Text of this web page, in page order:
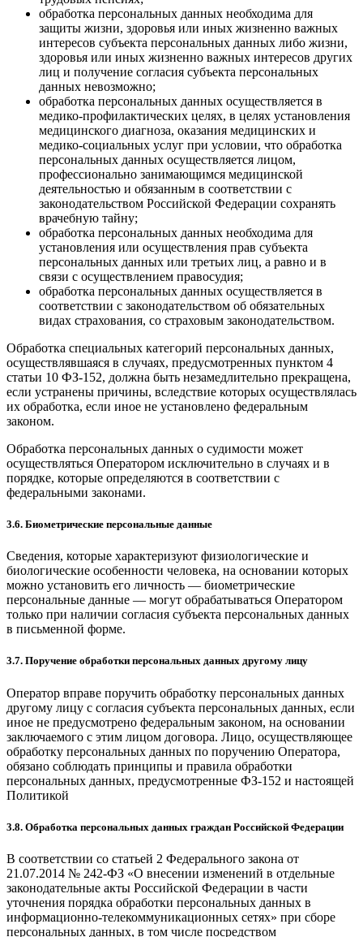
обработка персональных данных необходима для
защиты жизни, здоровья или иных жизненно важных
интересов субъекта персональных данных либо жизни,
здоровья или иных жизненно важных интересов других
лиц и получение согласия субъекта персональных
данных невозможно;
обработка персональных данных осуществляется в
медико-профилактических целях, в целях установления
медицинского диагноза, оказания медицинских и
медико-социальных услуг при условии, что обработка
персональных данных осуществляется лицом,
профессионально занимающимся медицинской
деятельностью и обязанным в соответствии с
законодательством Российской Федерации сохранять
врачебную тайну;
обработка персональных данных необходима для
установления или осуществления прав субъекта
персональных данных или третьих лиц, а равно и в
связи с осуществлением правосудия;
обработка персональных данных осуществляется в
соответствии с законодательством об обязательных
видах страхования, со страховым законодательством.
Обработка специальных категорий персональных данных,
осуществлявшаяся в случаях, предусмотренных пунктом 4
статьи 10 ФЗ-152, должна быть незамедлительно прекращена,
если устранены причины, вследствие которых осуществлялась
их обработка, если иное не установлено федеральным
законом.
Обработка персональных данных о судимости может
осуществляться Оператором исключительно в случаях и в
порядке, которые определяются в соответствии с
федеральными законами.
3.6. Биометрические персональные данные
Сведения, которые характеризуют физиологические и
биологические особенности человека, на основании которых
можно установить его личность — биометрические
персональные данные — могут обрабатываться Оператором
только при наличии согласия субъекта персональных данных
в письменной форме.
3.7. Поручение обработки персональных данных другому лицу
Оператор вправе поручить обработку персональных данных
другому лицу с согласия субъекта персональных данных, если
иное не предусмотрено федеральным законом, на основании
заключаемого с этим лицом договора. Лицо, осуществляющее
обработку персональных данных по поручению Оператора,
обязано соблюдать принципы и правила обработки
персональных данных, предусмотренные ФЗ-152 и настоящей
Политикой
3.8. Обработка персональных данных граждан Российской Федерации
В соответствии со статьей 2 Федерального закона от
21.07.2014 № 242-ФЗ «О внесении изменений в отдельные
законодательные акты Российской Федерации в части
уточнения порядка обработки персональных данных в
информационно-телекоммуникационных сетях» при сборе
персональных данных, в том числе посредством